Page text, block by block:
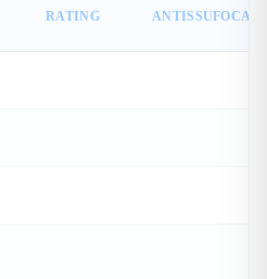
RATING